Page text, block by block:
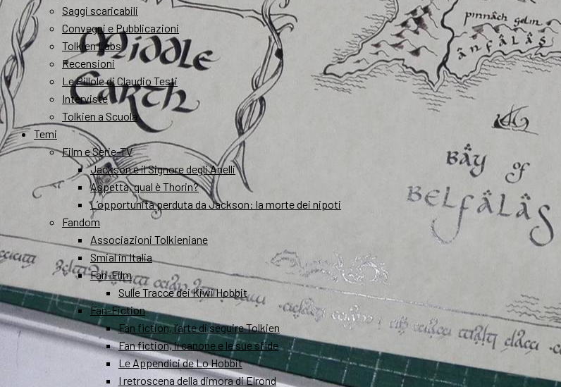
Saggi scaricabili
Convegni e Pubblicazioni
Tolkien Labs
Recensioni
Le Pillole di Claudio Testi
Interviste
Tolkien a Scuola
Temi
Film e Serie-TV
Jackson e il Signore degli Anelli
Aspetta, qual è Thorin?
L’opportunità perduta da Jackson: la morte dei nipoti
Fandom
Associazioni Tolkieniane
Smial in Italia
Fan-Film
Sulle Tracce dei Kiwi Hobbit
Fan-Fiction
Fan fiction, l’arte di seguire Tolkien
Fan fiction, il canone e le sue sfide
Le Appendici de Lo Hobbit
I retroscena della dimora di Elrond